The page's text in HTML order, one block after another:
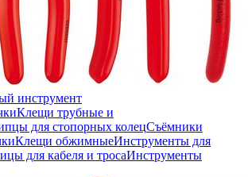
инструмент
Клещи трубные и
для стопорных колецСъёмники
Клещи обжимныеИнструменты для
для кабеля и тросаИнструменты